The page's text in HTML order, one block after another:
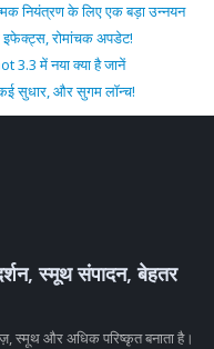
नियंत्रण के लिए एक बड़ा उन्नयन
इफेक्ट्स, रोमांचक अपडेट!
3.3 में नया क्या है जानें
सुधार, और सुगम लॉन्च!
स्मूथ संपादन, बेहतर
स्मूथ और अधिक परिष्कृत बनाता है।